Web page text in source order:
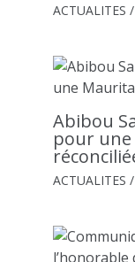
ACTUALITES
Abibou
pour
ACTUALITES